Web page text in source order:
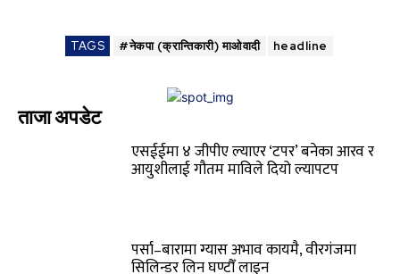
TAGS #नेकपा (क्रान्तिकारी) माओवादी headline
ताजा अपडेट
एसईईमा ४ जीपीए ल्याएर ‘टपर’ बनेका आरव र
आयुशीलाई गौतम माविले दियो ल्यापटप
पर्सा–बारामा ग्यास अभाव कायमै, वीरगंजमा
सिलिन्डर लिन घण्टौँ लाइन